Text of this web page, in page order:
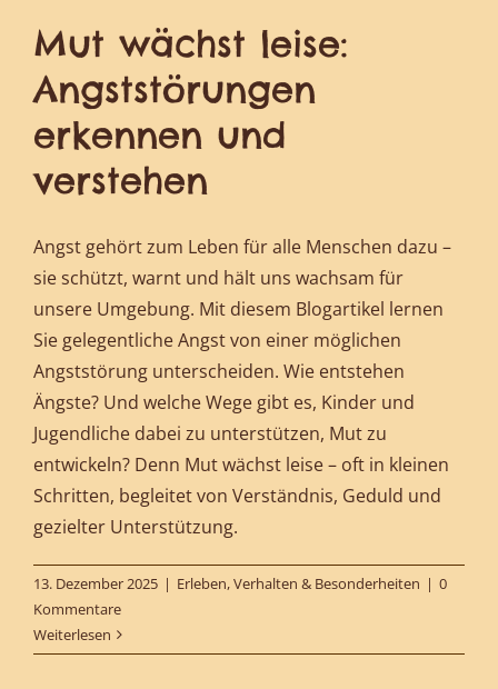
Mut wächst leise:
Angststörungen
erkennen und
verstehen
Angst gehört zum Leben für alle Menschen dazu –
sie schützt, warnt und hält uns wachsam für
unsere Umgebung. Mit diesem Blogartikel lernen
Sie gelegentliche Angst von einer möglichen
Angststörung unterscheiden. Wie entstehen
Ängste? Und welche Wege gibt es, Kinder und
Jugendliche dabei zu unterstützen, Mut zu
entwickeln? Denn Mut wächst leise – oft in kleinen
Schritten, begleitet von Verständnis, Geduld und
gezielter Unterstützung.
13. Dezember 2025 | Erleben, Verhalten & Besonderheiten | 0
Kommentare
Weiterlesen